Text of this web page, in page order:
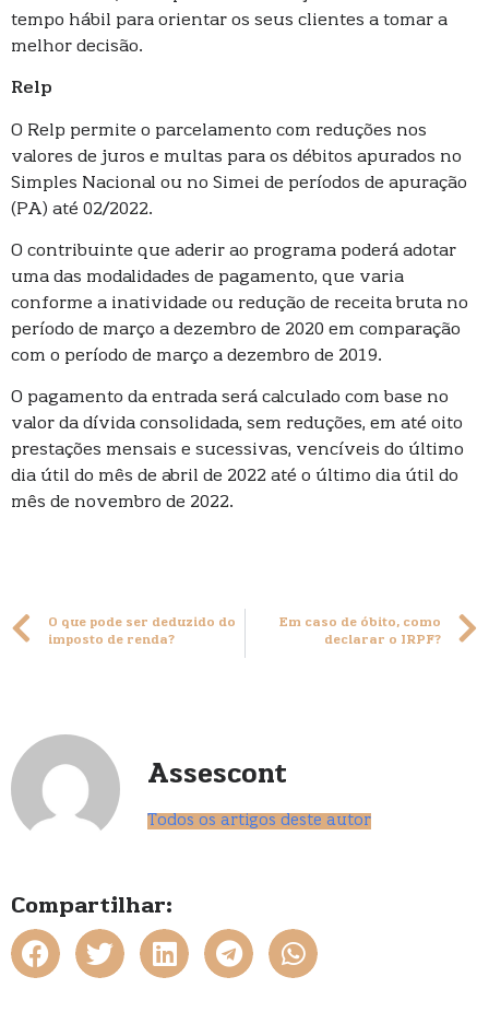
tempo hábil para orientar os seus clientes a tomar a
melhor decisão.
Relp
O Relp permite o parcelamento com reduções nos
valores de juros e multas para os débitos apurados no
Simples Nacional ou no Simei de períodos de apuração
(PA) até 02/2022.
O contribuinte que aderir ao programa poderá adotar
uma das modalidades de pagamento, que varia
conforme a inatividade ou redução de receita bruta no
período de março a dezembro de 2020 em comparação
com o período de março a dezembro de 2019.
O pagamento da entrada será calculado com base no
valor da dívida consolidada, sem reduções, em até oito
prestações mensais e sucessivas, vencíveis do último
dia útil do mês de abril de 2022 até o último dia útil do
mês de novembro de 2022.
O que pode ser deduzido do
imposto de renda?
Em caso de óbito, como
declarar o IRPF?
Assescont
Todos os artigos deste autor
Compartilhar: